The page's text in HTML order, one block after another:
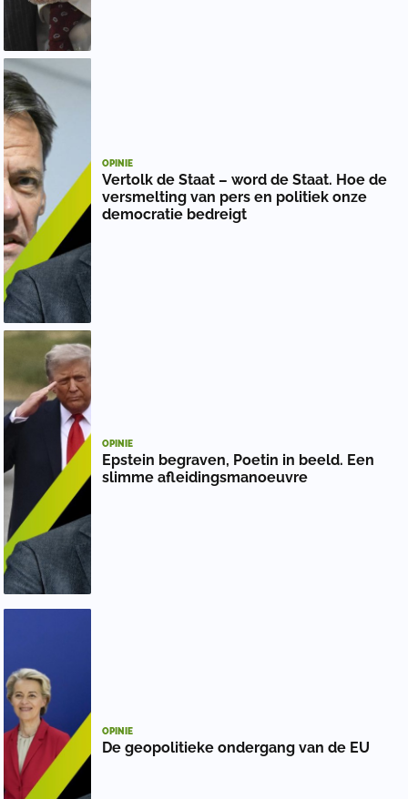
OPINIE
Vertolk de Staat – word de Staat. Hoe de
versmelting van pers en politiek onze
democratie bedreigt
OPINIE
Epstein begraven, Poetin in beeld. Een
slimme afleidingsmanoeuvre
OPINIE
De geopolitieke ondergang van de EU